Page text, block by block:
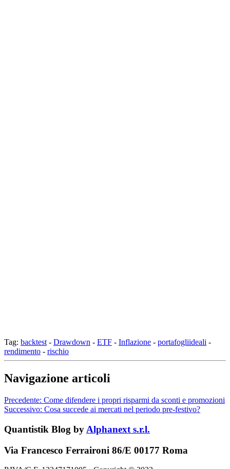
Tag: backtest- Drawdown - ETF - Inflazione - portafogliideali -
rendimento - rischio
Navigazione articoli
Precedente: Come difendere i propri risparmi da sconti e promozioni
Successivo: Cosa succede ai mercati nel periodo pre-festivo?
Quantistik Blog by Alphanext s.r.l.
Via Francesco Ferraironi 86/E 00177 Roma